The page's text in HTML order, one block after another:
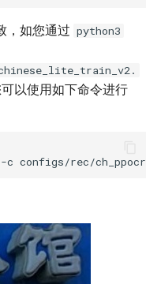
，如您通过 python3
以使用如下命令进行
-c configs/rec/